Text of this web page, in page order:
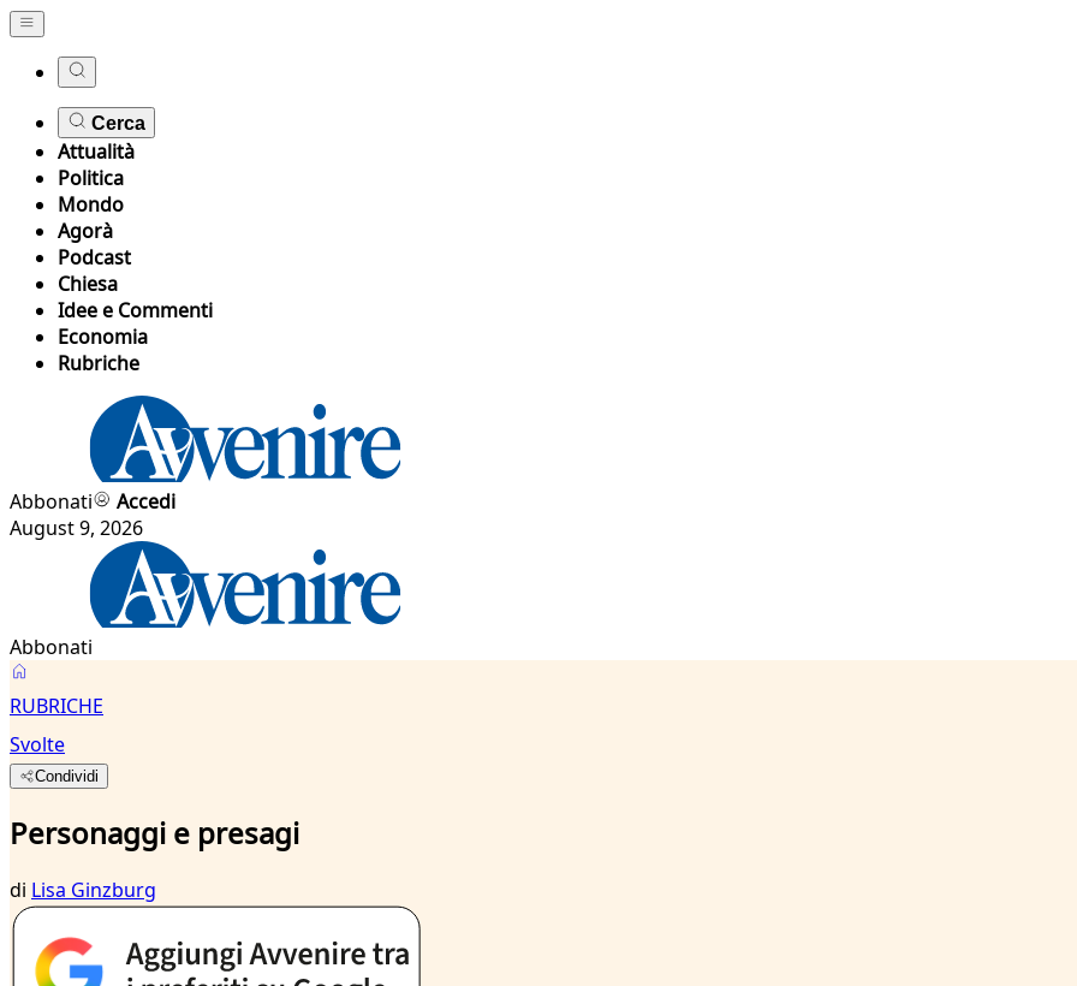
Cerca
Attualità
Politica
Mondo
Agorà
Podcast
Chiesa
Idee e Commenti
Economia
Rubriche
Abbonati
Accedi
August 9, 2026
Abbonati
RUBRICHE
Svolte
Condividi
Personaggi e presagi
di Lisa Ginzburg